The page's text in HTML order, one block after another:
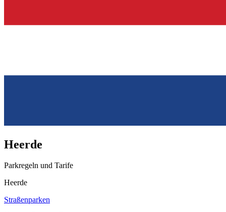
Heerde
Parkregeln und Tarife
Heerde
Straßenparken